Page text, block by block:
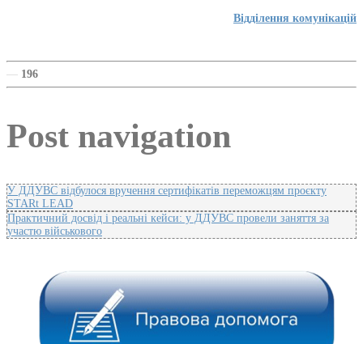
Відділення комунікацій
— 196
Post navigation
У ДДУВС відбулося вручення сертифікатів переможцям проєкту
STARt LEAD
Практичний досвід і реальні кейси: у ДДУВС провели заняття за
участю військового